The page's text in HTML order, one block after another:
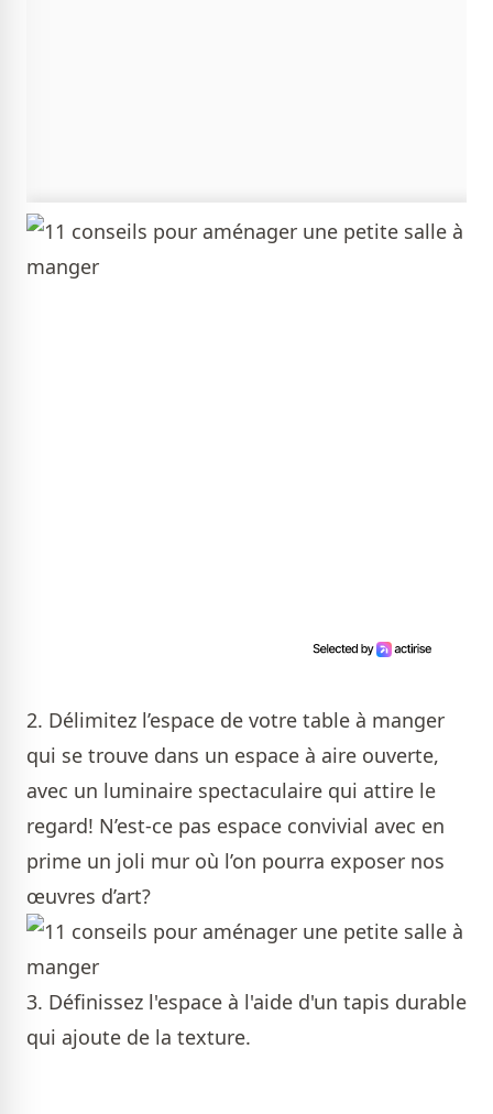
2. Délimitez l’espace de votre table à manger
qui se trouve dans un espace à aire ouverte,
avec un luminaire spectaculaire qui attire le
regard! N’est-ce pas espace convivial avec en
prime un joli mur où l’on pourra exposer nos
œuvres d’art?
3. Définissez l'espace à l'aide d'un tapis durable
qui ajoute de la texture.